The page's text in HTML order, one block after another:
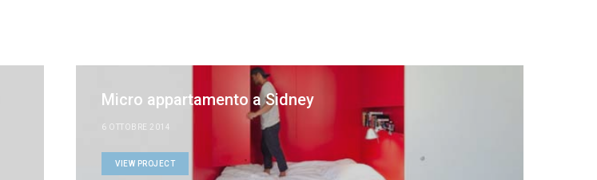
Micro appartamento a Sidney
6 OTTOBRE 2014
VIEW PROJECT